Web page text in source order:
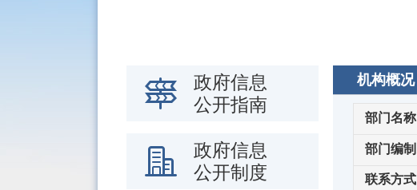
政府信息
公开指南
政府信息
公开制度
机构概况
部门名称
部门编制
联系方式